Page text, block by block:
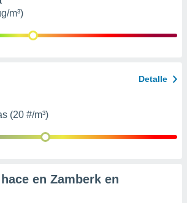
m³)
Detalle
(20 #/m³)
en Zamberk en